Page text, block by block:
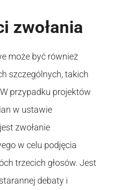
zwołania
może być również
szczególnych, takich
przypadku projektów
w ustawie
zwołanie
w celu podjęcia
trzecich głosów. Jest
debaty i